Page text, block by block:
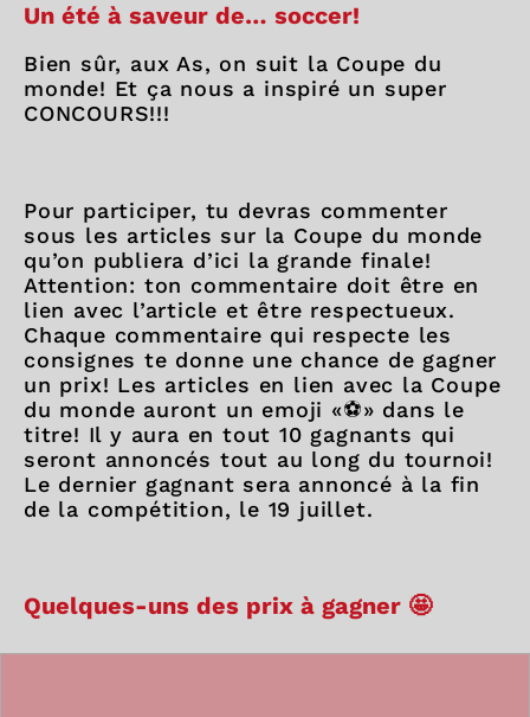
Un été à saveur de… soccer!
Bien sûr, aux As, on suit la Coupe du
monde! Et ça nous a inspiré un super
CONCOURS!!!
Pour participer, tu devras commenter
sous les articles sur la Coupe du monde
qu’on publiera d’ici la grande finale!
Attention: ton commentaire doit être en
lien avec l’article et être respectueux.
Chaque commentaire qui respecte les
consignes te donne une chance de gagner
un prix! Les articles en lien avec la Coupe
du monde auront un emoji «⚽️» dans le
titre! Il y aura en tout 10 gagnants qui
seront annoncés tout au long du tournoi!
Le dernier gagnant sera annoncé à la fin
de la compétition, le 19 juillet.
Quelques-uns des prix à gagner 🤩